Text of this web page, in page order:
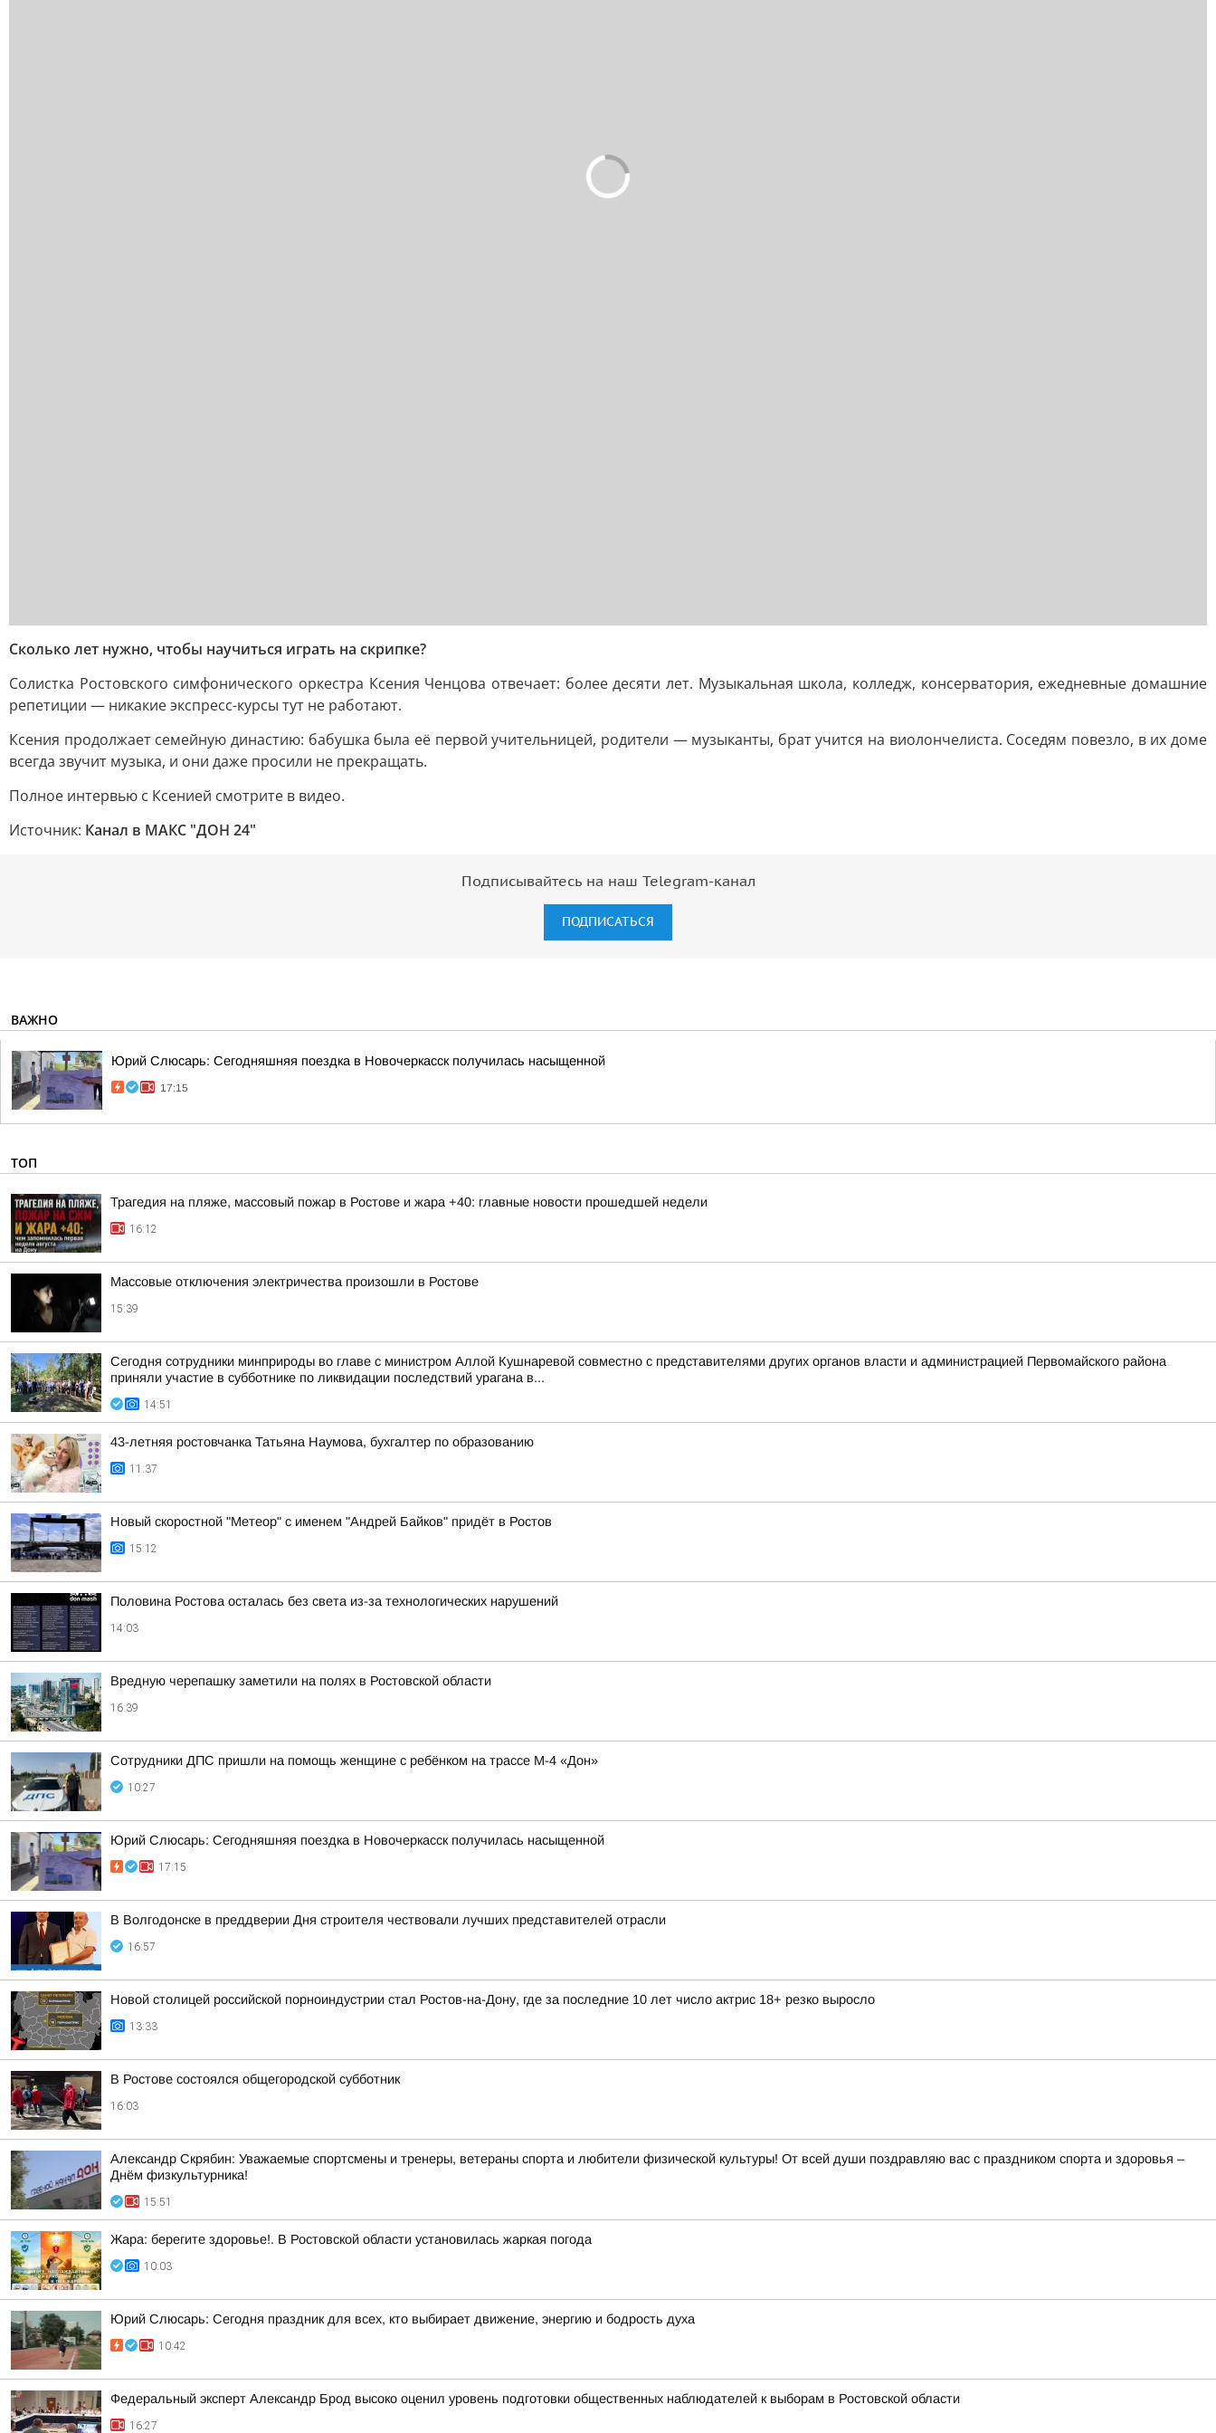
Сколько лет нужно, чтобы научиться играть на скрипке?
Солистка Ростовского симфонического оркестра Ксения Ченцова отвечает: более десяти лет. Музыкальная школа, колледж, консерватория, ежедневные домашние
репетиции — никакие экспресс-курсы тут не работают.
Ксения продолжает семейную династию: бабушка была её первой учительницей, родители — музыканты, брат учится на виолончелиста. Соседям повезло, в их доме
всегда звучит музыка, и они даже просили не прекращать.
Полное интервью с Ксенией смотрите в видео.
Источник: Канал в МАКС "ДОН 24"
Подписывайтесь на наш Telegram-канал
ПОДПИСАТЬСЯ
ВАЖНО
Юрий Слюсарь: Сегодняшняя поездка в Новочеркасск получилась насыщенной
17:15
ТОП
Трагедия на пляже, массовый пожар в Ростове и жара +40: главные новости прошедшей недели
16:12
Массовые отключения электричества произошли в Ростове
15:39
Сегодня сотрудники минприроды во главе с министром Аллой Кушнаревой совместно с представителями других органов власти и администрацией Первомайского района
приняли участие в субботнике по ликвидации последствий урагана в...
14:51
43-летняя ростовчанка Татьяна Наумова, бухгалтер по образованию
11:37
Новый скоростной "Метеор" с именем "Андрей Байков" придёт в Ростов
15:12
Половина Ростова осталась без света из-за технологических нарушений
14:03
Вредную черепашку заметили на полях в Ростовской области
16:39
Сотрудники ДПС пришли на помощь женщине с ребёнком на трассе М-4 «Дон»
10:27
Юрий Слюсарь: Сегодняшняя поездка в Новочеркасск получилась насыщенной
17:15
В Волгодонске в преддверии Дня строителя чествовали лучших представителей отрасли
16:57
Новой столицей российской порноиндустрии стал Ростов-на-Дону, где за последние 10 лет число актрис 18+ резко выросло
13:33
В Ростове состоялся общегородской субботник
16:03
Александр Скрябин: Уважаемые спортсмены и тренеры, ветераны спорта и любители физической культуры! От всей души поздравляю вас с праздником спорта и здоровья –
Днём физкультурника!
15:51
Жара: берегите здоровье!. В Ростовской области установилась жаркая погода
10:03
Юрий Слюсарь: Сегодня праздник для всех, кто выбирает движение, энергию и бодрость духа
10:42
Федеральный эксперт Александр Брод высоко оценил уровень подготовки общественных наблюдателей к выборам в Ростовской области
16:27